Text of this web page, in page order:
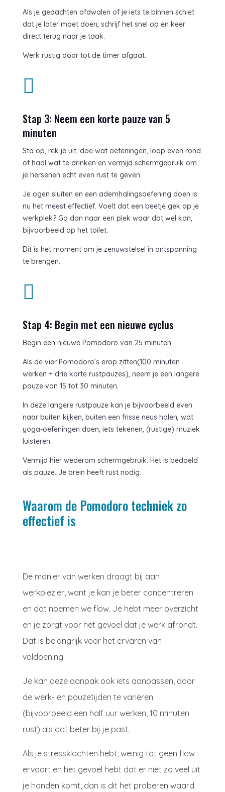
Als je gedachten afdwalen of je iets te binnen schiet
dat je later moet doen, schrijf het snel op en keer
direct terug naar je taak.
Werk rustig door tot de timer afgaat.

Stap 3: Neem een korte pauze van 5
minuten
Sta op, rek je uit, doe wat oefeningen, loop even rond
of haal wat te drinken en vermijd schermgebruik om
je hersenen echt even rust te geven.
Je ogen sluiten en een ademhalingsoefening doen is
nu het meest effectief. Voelt dat een beetje gek op je
werkplek? Ga dan naar een plek waar dat wel kan,
bijvoorbeeld op het toilet.
Dit is het moment om je zenuwstelsel in ontspanning
te brengen.

Stap 4: Begin met een nieuwe cyclus
Begin een nieuwe Pomodoro van 25 minuten.
Als de vier Pomodoro’s erop zitten(100 minuten
werken + drie korte rustpauzes), neem je een langere
pauze van 15 tot 30 minuten.
In deze langere rustpauze kan je bijvoorbeeld even
naar buiten kijken, buiten een frisse neus halen, wat
yoga-oefeningen doen, iets tekenen, (rustige) muziek
luisteren.
Vermijd hier wederom schermgebruik. Het is bedoeld
als pauze. Je brein heeft rust nodig.
Waarom de Pomodoro techniek zo
effectief is
De manier van werken draagt bij aan
werkplezier, want je kan je beter concentreren
en dat noemen we flow. Je hebt meer overzicht
en je zorgt voor het gevoel dat je werk afrondt.
Dat is belangrijk voor het ervaren van
voldoening.
Je kan deze aanpak ook iets aanpassen, door
de werk- en pauzetijden te variëren
(bijvoorbeeld een half uur werken, 10 minuten
rust) als dat beter bij je past.
Als je stressklachten hebt, weinig tot geen flow
ervaart en het gevoel hebt dat er niet zo veel uit
je handen komt, dan is dit het proberen waard.